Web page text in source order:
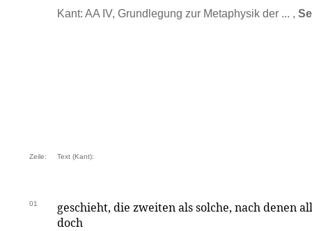
Kant: AA IV, Grundlegung zur Metaphysik der ... ,
Zeile: Text (Kant):
01
geschieht, die zweiten als solche, nach denen
doch